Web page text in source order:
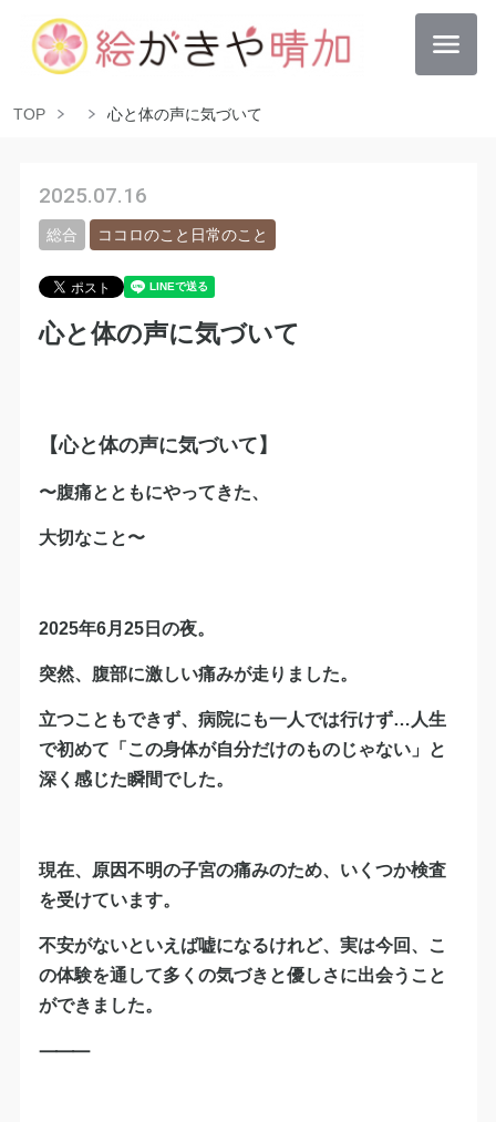
TOP 心と体の声に気づいて
2025.07.16
総合 ココロのこと日常のこと
心と体の声に気づいて
【心と体の声に気づいて】
〜腹痛とともにやってきた、
大切なこと〜
2025年6月25日の夜。
突然、腹部に激しい痛みが走りました。
立つこともできず、病院にも一人では行けず…人生
で初めて「この身体が自分だけのものじゃない」と
深く感じた瞬間でした。
現在、原因不明の子宮の痛みのため、いくつか検査
を受けています。
不安がないといえば嘘になるけれど、実は今回、こ
の体験を通して多くの気づきと優しさに出会うこと
ができました。
⸻